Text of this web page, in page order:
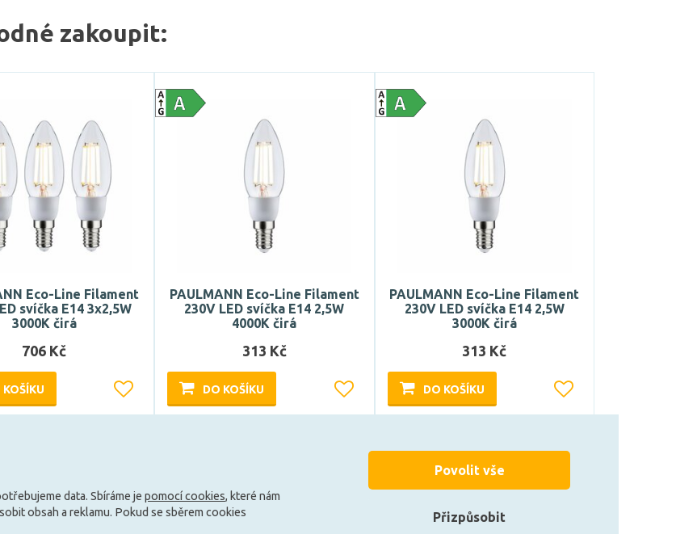
zakoupit:
Eco-Line Filament
svíčka E14 3x2,5W
3000K čirá
706 Kč
KOŠÍKU
PAULMANN Eco-Line Filament
230V LED svíčka E14 2,5W
4000K čirá
313 Kč
DO KOŠÍKU
PAULMANN Eco-Line Filament
230V LED svíčka E14 2,5W
3000K čirá
313 Kč
DO KOŠÍKU
Načíst další
data. Sbíráme je pomocí cookies, které nám
obsah a reklamu. Pokud se sběrem cookies
Přizpůsobit
Povolit vše